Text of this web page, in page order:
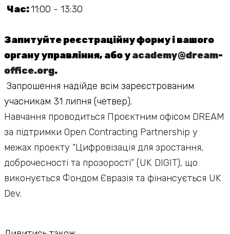
Час:11:00 - 13:30
Запитуйте реєстраційну форму і вашого
органу управління, або уacademy@dream-
office.org.
Запрошення надійде всім зареєстрованим
учасникам 31 липня (четвер).
Навчання проводиться Проєктним офісом DREAM
за підтримки Open Contracting Partnership у
межах проекту “Цифровізація для зростання,
доброчесності та прозорості” (UK DIGIT), що
виконується Фондом Євразія та фінансується UK
Dev.